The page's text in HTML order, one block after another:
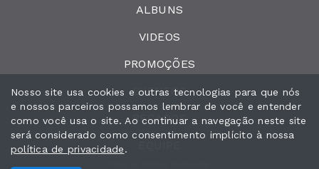
ALBUNS
VIDEOS
PROMOÇÕES
EVENTOS
RECADOS
Nosso site usa cookies e outras tecnologias para que nós
e nossos parceiros possamos lembrar de você e entender
como você usa o site. Ao continuar a navegação neste site
será considerado como consentimento implícito à nossa
política de privacidade.